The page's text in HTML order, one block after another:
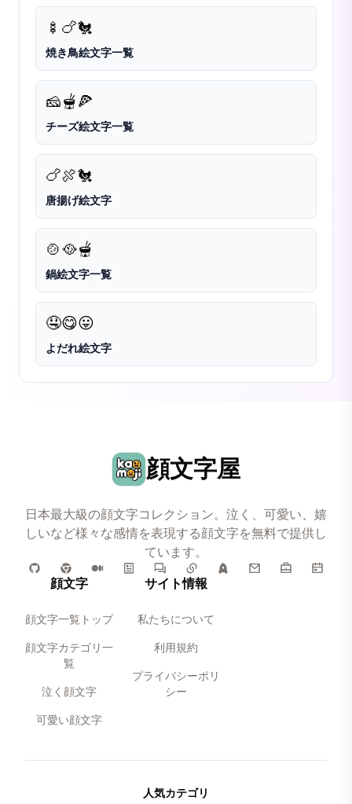
🍢 🍗🐔
焼き鳥絵文字一覧
🧀🫕🍕
チーズ絵文字一覧
🍗🍖🐔
唐揚げ絵文字
🍲🥘🫕
鍋絵文字一覧
🤤😋😛
よだれ絵文字
顔文字屋
日本最大級の顔文字コレクション。泣く、可愛い、嬉
しいなど様々な感情を表現する顔文字を無料で提供し
ています。
顔文字
顔文字一覧トップ
顔文字カテゴリ一
覧
泣く顔文字
可愛い顔文字
サイト情報
私たちについて
利用規約
プライバシーポリ
シー
人気カテゴリ